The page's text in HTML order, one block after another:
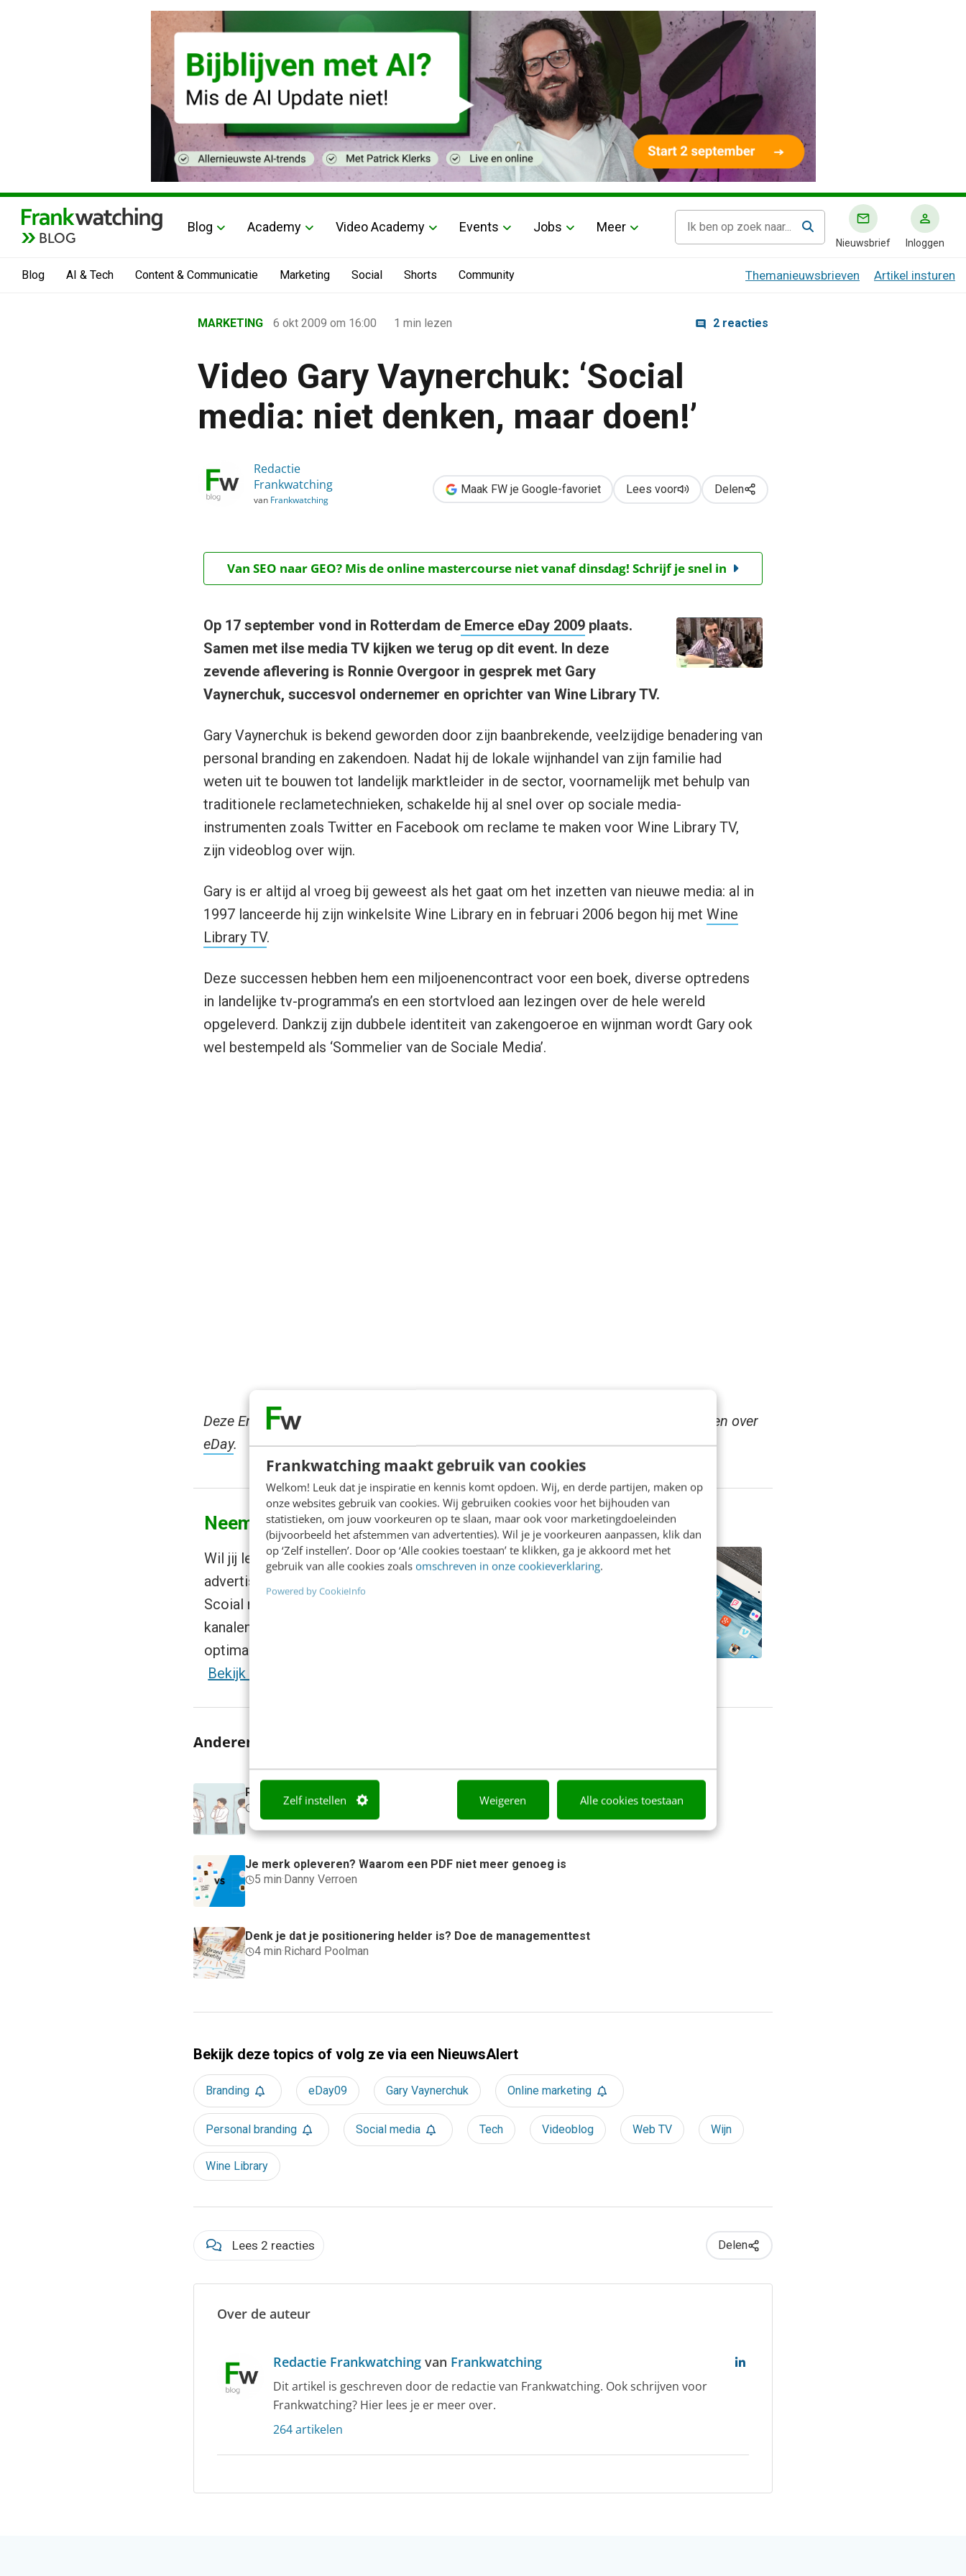
Frankwatching maakt gebruik van cookies
Welkom! Leuk dat je inspiratie en kennis komt opdoen. Wij, en derde partijen, maken op
onze websites gebruik van cookies. Wij gebruiken cookies voor het bijhouden van
statistieken, om jouw voorkeuren op te slaan, maar ook voor marketingdoeleinden
(bijvoorbeeld het afstemmen van advertenties). Wil je je voorkeuren aanpassen, klik dan
op ‘Zelf instellen’. Door op ‘Alle cookies toestaan’ te klikken, ga je akkoord met het
gebruik van alle cookies zoals omschreven in onze cookieverklaring.
Powered by CookieInfo
Zelf instellen Weigeren Alle cookies toestaan
BLOG
Blog Academy Video Academy Events Jobs Meer
Nieuwsbrief Inloggen
Blog AI & Tech Content & Communicatie Marketing Social Shorts Community Themanieuwsbrieven Artikel insturen
›
›
›
MARKETING 6 okt 2009 om 16:00 1 min lezen 2 reacties
Video Gary Vaynerchuk: ‘Social
media: niet denken, maar doen!’
Redactie
Frankwatching
van Frankwatching
Maak FW je Google-favoriet Lees voor Delen
Van SEO naar GEO? Mis de online mastercourse niet vanaf dinsdag! Schrijf je snel in
Op 17 september vond in Rotterdam deEmerce eDay 2009plaats.
Samen met ilse media TV kijken we terug op dit event. In deze
zevende aflevering is Ronnie Overgoor in gesprek met Gary
Vaynerchuk, succesvol ondernemer en oprichter van Wine Library TV.
Gary Vaynerchuk is bekend geworden door zijn baanbrekende, veelzijdige benadering van
personal branding en zakendoen. Nadat hij de lokale wijnhandel van zijn familie had
weten uit te bouwen tot landelijk marktleider in de sector, voornamelijk met behulp van
traditionele reclametechnieken, schakelde hij al snel over op sociale media-
instrumenten zoals Twitter en Facebook om reclame te maken voor Wine Library TV,
zijn videoblog over wijn.
Gary is er altijd al vroeg bij geweest als het gaat om het inzetten van nieuwe media: al in
1997 lanceerde hij zijn winkelsite Wine Library en in februari 2006 begon hij met Wine
Library TV.
Deze successen hebben hem een miljoenencontract voor een boek, diverse optredens
in landelijke tv-programma’s en een stortvloed aan lezingen over de hele wereld
opgeleverd. Dankzij zijn dubbele identiteit van zakengoeroe en wijnman wordt Gary ook
wel bestempeld als ‘Sommelier van de Sociale Media’.
Deze Emerce eDay video is een productie van
. Zie ook de andere artikelen over
eDay.
Neem je strategie onder de loep
Wil jij leren om nóg meer uit social media marketing (en
advertising) te halen? Dan is onze korte (6-daagse) opleiding
Scoial media een aanrader. Leer alles over de belangrijkste
kanalen, ga aan de slag met het herdefiniëren van KPI's en
optimaliseer je strategie. Benieuwd of het iets voor je is?
Bekijk hier
Anderen lezen ook
Reflecteer met AI: 5 vragen die je een betere marketeer maken
·Kim Pot
Je merk opleveren? Waarom een PDF niet meer genoeg is
5 min· Danny Verroen
Denk je dat je positionering helder is? Doe de managementtest
4 min· Richard Poolman
Bekijk deze topics of volg ze via een NieuwsAlert
Branding eDay09 Gary Vaynerchuk Online marketing
Personal branding Social media Tech Videoblog Web TV Wijn
Wine Library
Lees 2 reacties Delen
Over de auteur
Redactie Frankwatchingvan Frankwatching
Dit artikel is geschreven door de redactie van Frankwatching. Ook schrijven voor
Frankwatching? Hier lees je er meer over.
264 artikelen